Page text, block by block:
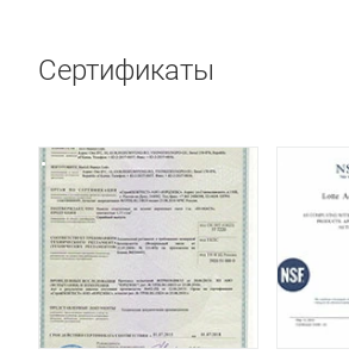
Сертификаты